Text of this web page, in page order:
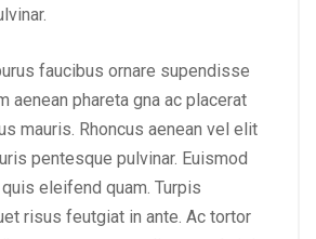
faucibus ornare supendisse
aenean phareta gna ac placerat
mauris. Rhoncus aenean vel elit
pentesque pulvinar. Euismod
eleifend quam. Turpis
risus feutgiat in ante. Ac tortor